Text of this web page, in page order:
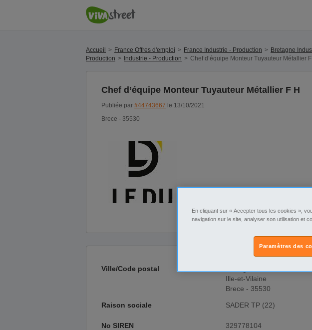
Accueil France Offres d'emploi France Industrie - Production Bretagne
Production
Industrie - Production Chef d’équipe Monteur Tuyauteur Métallier F
Chef d’équipe Monteur Tuyauteur Métallier F H
Publiée par #44743667 le 13/10/2021
Brece - 35530
Ville/Code postal
Ille-et-Vilaine
Brece - 35530
Raison sociale SADER TP (22)
No SIREN 329778104
En cliquant sur « Accepter tous les cookies »,
navigation sur le site, analyser son utilisation et
Paramètres des